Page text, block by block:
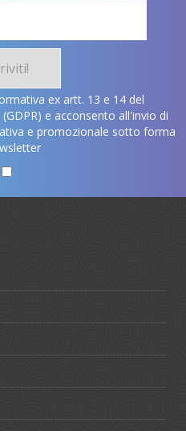
ex artt. 13 e 14 del
e acconsento all'invio di
e promozionale sotto forma